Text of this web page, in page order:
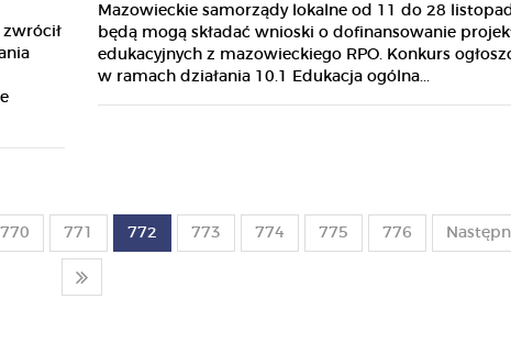
Mazowieckie samorządy lokalne od 11 do 28
będą mogą składać wnioski o dofinansowanie
edukacyjnych z mazowieckiego RPO. Konkurs
w ramach działania 10.1 Edukacja ogólna...
770 771 772 773 774 775 776